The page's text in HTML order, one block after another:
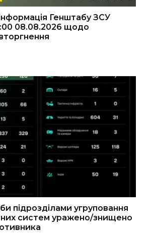
Генштабу ЗСУ
08.08.2026 щодо
підрозділами угруповання
систем уражено/знищено